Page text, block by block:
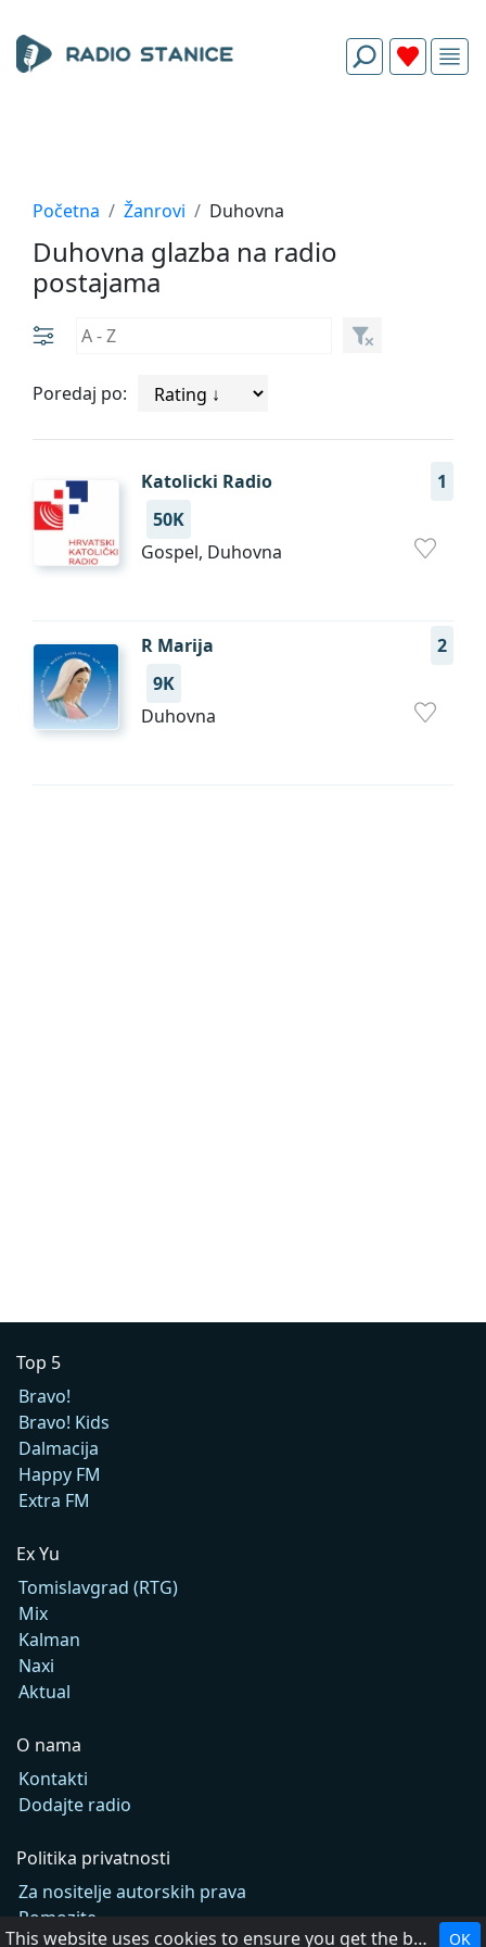
Početna Žanrovi Duhovna
Duhovna glazba na radio
postajama
Poredaj po:
Katolicki Radio
1
50K
Gospel, Duhovna
R Marija
2
9K
Duhovna
Top 5
Bravo!
Bravo! Kids
Dalmacija
Happy FM
Extra FM
Ex Yu
Tomislavgrad (RTG)
Mix
Kalman
Naxi
Aktual
O nama
Kontakti
Dodajte radio
Politika privatnosti
Za nositelje autorskih prava
Pomozite
This website uses cookies to ensure you get the best experience on our website.
OK